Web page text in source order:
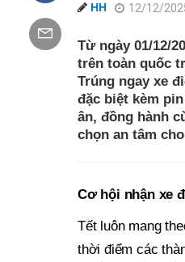
HH 12/12/
Từ ngày 01/12/
trên toàn quốc
Trúng ngay xe
đặc biệt kèm
ân, đồng hành
chọn an tâm
Cơ hội nhận xe
Tết luôn mang
thời điểm các